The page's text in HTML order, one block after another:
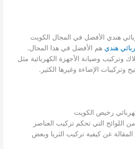
هندي الأفضل في المجال الكويت
هندي هم الأفضل في هذا المجال.
وتركيب وصيانة الأجهزة الكهربائية مثل
وتركيبات الإضاءة وغيرها الكثير.
رخيص الكويت
اللوائح التي تحكم تركيب العناصر
عن كيفية تركيب الثريا وبعض